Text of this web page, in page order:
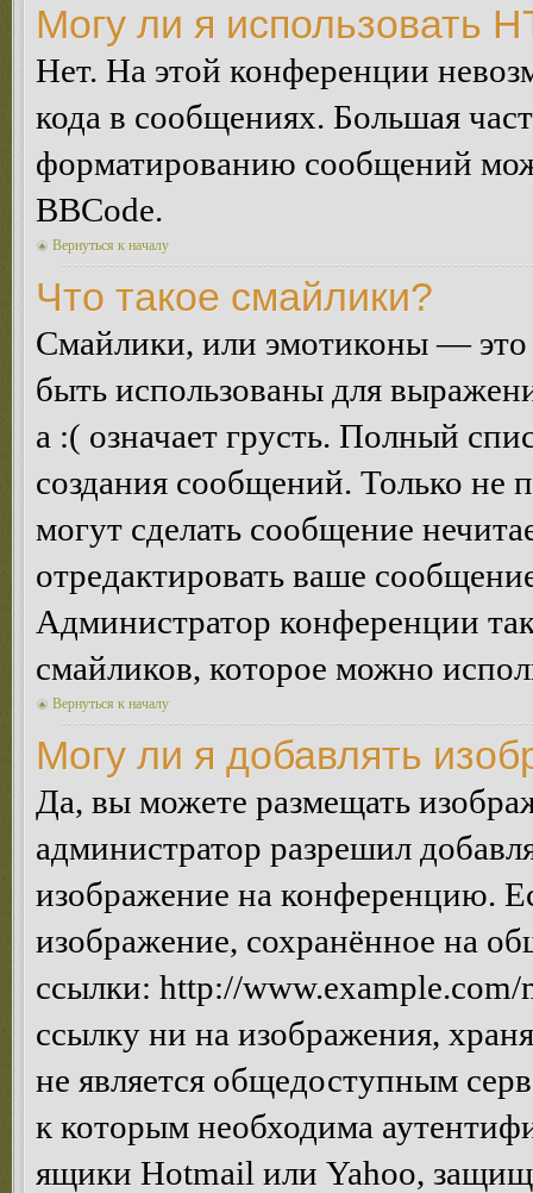
Могу ли я использовать
Нет. На этой конференции
кода в сообщениях. Большая
форматированию сообщений
BBCode.
Вернуться к началу
Что такое смайлики?
Смайлики, или эмотиконы — это
быть использованы для
а :( означает грусть. Полный
создания сообщений. Только не
могут сделать сообщение
отредактировать ваше
Администратор конференции
смайликов, которое можно
Вернуться к началу
Могу ли я добавлять
Да, вы можете размещать
администратор разрешил
изображение на конференцию.
изображение, сохранённое на
ссылки: http://
ссылку ни на изображения,
не является общедоступным
к которым необходима
ящики Hotmail или Yahoo,